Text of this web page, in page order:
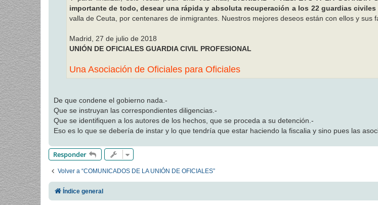
importante de todo, desear una rápida y absoluta recuperación a los 22 guardias civiles
valla de Ceuta, por centenares de inmigrantes. Nuestros mejores deseos están con ellos y sus
Madrid, 27 de julio de 2018
UNIÓN DE OFICIALES GUARDIA CIVIL PROFESIONAL
Una Asociación de Oficiales para Oficiales
De que condene el gobierno nada.-
Que se instruyan las correspondientes diligencias.-
Que se identifiquen a los autores de los hechos, que se proceda a su detención.-
Eso es lo que se debería de instar y lo que tendría que estar haciendo la fiscalia y sino pues las
Responder
Volver a “COMUNICADOS DE LA UNIÓN DE OFICIALES”
Índice general